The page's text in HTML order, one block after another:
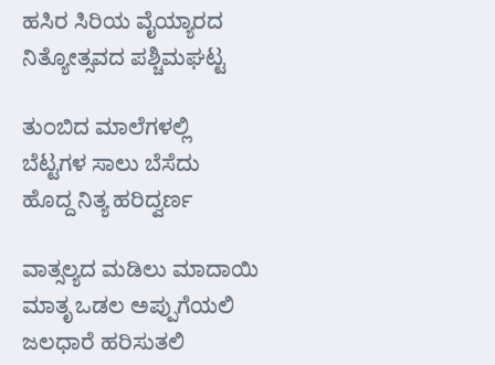
ಹಸಿರ ಸಿರಿಯ ವೈಯ್ಯಾರದ
ನಿತ್ಯೋತ್ಸವದ ಪಶ್ಚಿಮಘಟ್ಟ
ತುಂಬಿದ ಮಾಲೆಗಳಲ್ಲಿ
ಬೆಟ್ಟಗಳ ಸಾಲು ಬೆಸೆದು
ಹೊದ್ದ ನಿತ್ಯ ಹರಿದ್ವರ್ಣ
ವಾತ್ಸಲ್ಯದ ಮಡಿಲು ಮಾದಾಯಿ
ಮಾತೃ ಒಡಲ ಅಪ್ಪುಗೆಯಲಿ
ಜಲಧಾರೆ ಹರಿಸುತಲಿ